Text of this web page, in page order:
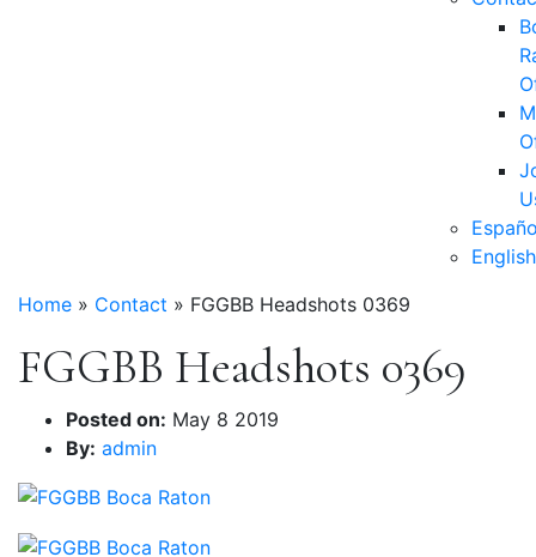
English
Home » Contact » FGGBB Headshots 0369
FGGBB Headshots 0369
Posted on: May 8 2019
By: admin